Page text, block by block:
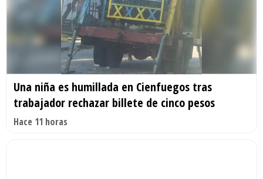
Una niña es humillada en Cienfuegos tras
trabajador rechazar billete de cinco pesos
Hace 11 horas